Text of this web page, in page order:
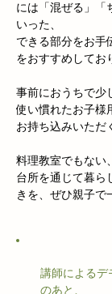
には「混ぜる」「
いった、
できる部分をお手
をおすすめしてお
事前におうちで少
使い慣れたお子様
お持ち込みいただ
料理教室でもない
台所を通じて暮ら
きを、ぜひ親子で
講師によるデ
のあと、